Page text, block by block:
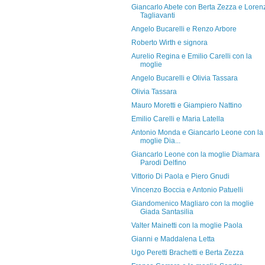
Giancarlo Abete con Berta Zezza e
Tagliavanti
Angelo Bucarelli e Renzo Arbore
Roberto Wirth e signora
Aurelio Regina e Emilio Carelli con la
moglie
Angelo Bucarelli e Olivia Tassara
Olivia Tassara
Mauro Moretti e Giampiero Nattino
Emilio Carelli e Maria Latella
Antonio Monda e Giancarlo Leone con la
moglie Dia...
Giancarlo Leone con la moglie Diamara
Parodi Delfino
Vittorio Di Paola e Piero Gnudi
Vincenzo Boccia e Antonio Patuelli
Giandomenico Magliaro con la moglie
Giada Santasilia
Valter Mainetti con la moglie Paola
Gianni e Maddalena Letta
Ugo Peretti Brachetti e Berta Zezza